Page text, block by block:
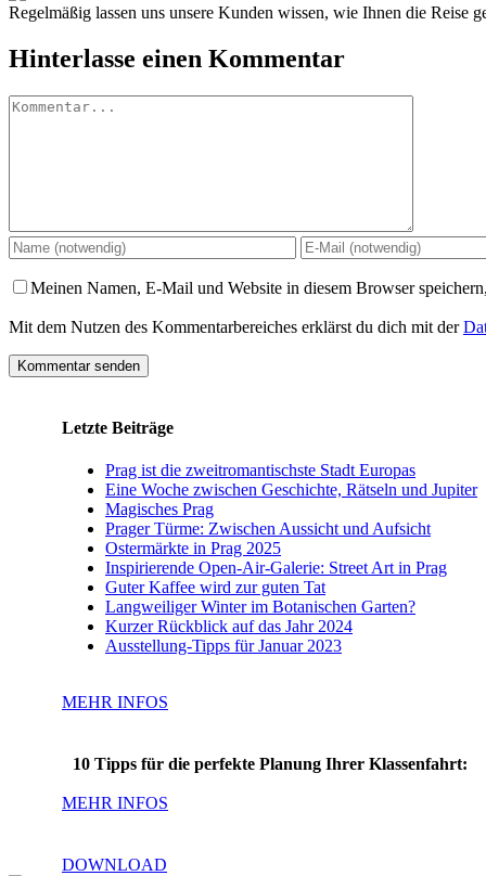
Regelmäßig lassen uns unsere Kunden wissen, wie Ihnen die Reise
Hinterlasse einen Kommentar
Kommentar
Meinen Namen, E-Mail und Website in diesem Browser
Mit dem Nutzen des Kommentarbereiches erklärst du dich mit der
Letzte Beiträge
Prag ist die zweitromantischste Stadt Europas
Eine Woche zwischen Geschichte, Rätseln und Jupiter
Magisches Prag
Prager Türme: Zwischen Aussicht und Aufsicht
Ostermärkte in Prag 2025
Inspirierende Open-Air-Galerie: Street Art in Prag
Guter Kaffee wird zur guten Tat
Langweiliger Winter im Botanischen Garten?
Kurzer Rückblick auf das Jahr 2024
Ausstellung-Tipps für Januar 2023
MEHR INFOS
10 Tipps für die perfekte Planung Ihrer Klassenfahrt:
MEHR INFOS
DOWNLOAD